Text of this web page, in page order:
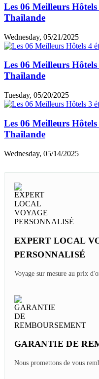
Les 06 Meilleurs
Thaïlande
Wednesday, 05/21/2025
Les 06 Meilleurs
Thaïlande
Tuesday, 05/20/2025
Les 06 Meilleurs
Thaïlande
Wednesday, 05/14/2025
EXPERT LOCAL
PERSONNALISÉ
Voyage sur mesure au prix
GARANTIE DE
Nous promettons de vous